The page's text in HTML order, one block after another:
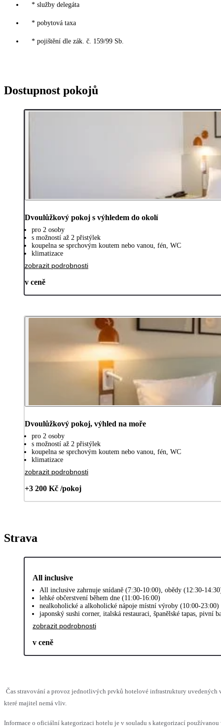
* služby delegáta
* pobytová taxa
* pojištění dle zák. č. 159/99 Sb.
Dostupnost pokojů
Dvoulůžkový pokoj s výhledem do okolí
pro 2 osoby
s možností až 2 přistýlek
koupelna se sprchovým koutem nebo vanou, fén, WC
klimatizace
zobrazit podrobnosti
v ceně
Dvoulůžkový pokoj, výhled na moře
pro 2 osoby
s možností až 2 přistýlek
koupelna se sprchovým koutem nebo vanou, fén, WC
klimatizace
zobrazit podrobnosti
+3 200 Kč /pokoj
Strava
All inclusive
All inclusive zahrnuje snídaně (7:30-10:00), obědy (12:30-
lehké občerstvení během dne (11:00-16:00)
nealkoholické a alkoholické nápoje místní výroby (10:00-23:00)
japonský sushi corner, italská restauraci, španělské tapas, pivní
zobrazit podrobnosti
v ceně
Čas stravování a provoz jednotlivých prvků hotelové infrastruktury uvedených
které majitel nemá vliv.
Informace o oficiální kategorizaci hotelu je v souladu s kategorizací